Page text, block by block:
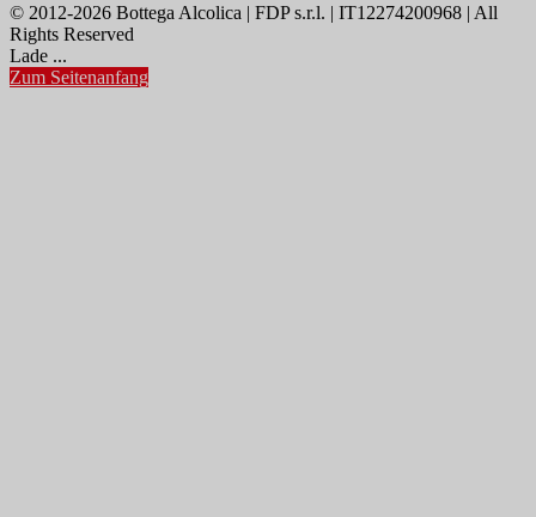
© 2012-2026 Bottega Alcolica | FDP s.r.l. | IT12274200968 | All
Rights Reserved
Lade ...
Zum Seitenanfang